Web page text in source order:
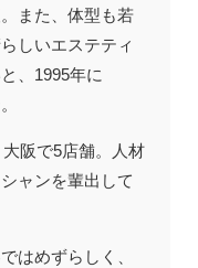
また、体型も若
しいエステティ
、1995年に
阪で5店舗。人材
ャンを輩出して
はめずらしく、